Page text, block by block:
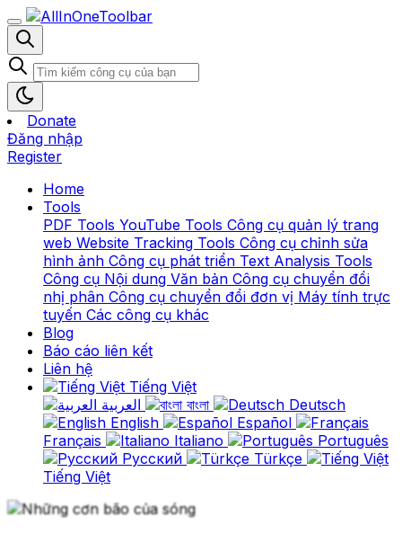
Donate
Đăng nhập
Register
Home
Tools
PDF Tools YouTube Tools Công cụ quản lý trang
web Website Tracking Tools Công cụ chỉnh sửa
hình ảnh Công cụ phát triển Text Analysis Tools
Công cụ Nội dung Văn bản Công cụ chuyển đổi
nhị phân Công cụ chuyển đổi đơn vị Máy tính trực
tuyến Các công cụ khác
Blog
Báo cáo liên kết
Liên hệ
Tiếng Việt
বাংলা
Deutsch
English
Español
Français
Italiano
Português
Русский
Türkçe
Tiếng Việt